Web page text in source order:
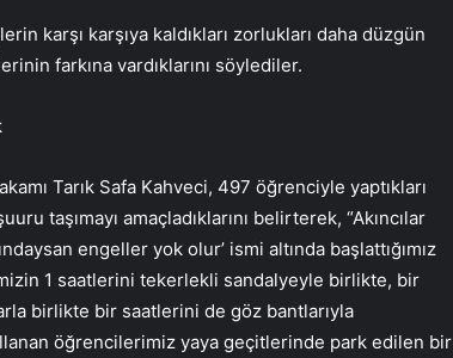
karşı karşıya kaldıkları zorlukları daha düzgün
farkına vardıklarını söylediler.
Tarık Safa Kahveci, 497 öğrenciyle yaptıkları
taşımayı amaçladıklarını belirterek, “Akıncılar
engeller yok olur’ ismi altında başlattığımız
1 saatlerini tekerlekli sandalyeyle birlikte, bir
birlikte bir saatlerini de göz bantlarıyla
öğrencilerimiz yaya geçitlerinde park edilen bir